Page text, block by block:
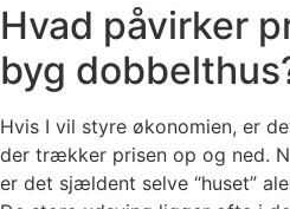
Hvad påvirker
byg
Hvis I vil styre økonomien, er
der trækker prisen op og ned.
er det sjældent selve “huset”